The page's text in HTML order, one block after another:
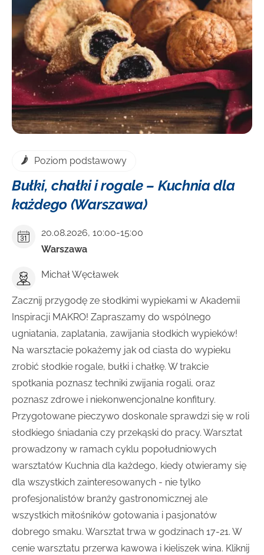
Poziom podstawowy
Bułki, chałki i rogale – Kuchnia dla
każdego (Warszawa)
20.08.2026, 10:00-15:00
Warszawa
Michał Węcławek
Zacznij przygodę ze słodkimi wypiekami w Akademii
Inspiracji MAKRO! Zapraszamy do wspólnego
ugniatania, zaplatania, zawijania słodkich wypieków!
Na warsztacie pokażemy jak od ciasta do wypieku
zrobić słodkie rogale, bułki i chałkę. W trakcie
spotkania poznasz techniki zwijania rogali, oraz
poznasz zdrowe i niekonwencjonalne konfitury.
Przygotowane pieczywo doskonale sprawdzi się w roli
słodkiego śniadania czy przekąski do pracy. Warsztat
prowadzony w ramach cyklu popołudniowych
warsztatów Kuchnia dla każdego, kiedy otwieramy się
dla wszystkich zainteresowanych - nie tylko
profesjonalistów branży gastronomicznej ale
wszystkich miłośników gotowania i pasjonatów
dobrego smaku. Warsztat trwa w godzinach 17-21. W
cenie warsztatu przerwa kawowa i kieliszek wina. Kliknij